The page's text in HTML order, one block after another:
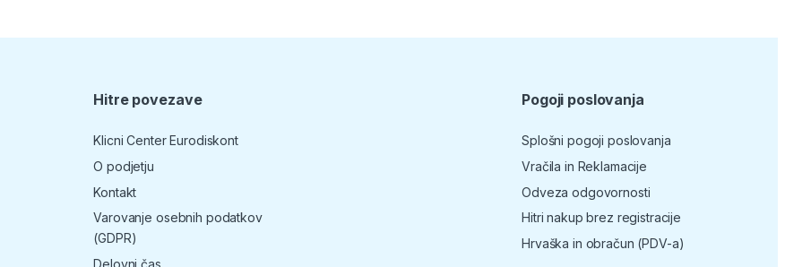
Hitre povezave
Klicni Center Eurodiskont
O podjetju
Kontakt
Varovanje osebnih podatkov
(GDPR)
Delovni čas
Pogoji poslovanja
Splošni pogoji poslovanja
Vračila in Reklamacije
Odveza odgovornosti
Hitri nakup brez registracije
Hrvaška in obračun (PDV-a)